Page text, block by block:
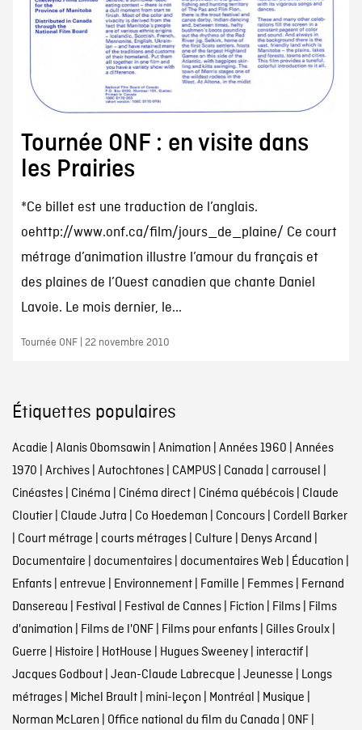
Tournée ONF : en visite dans
les Prairies
*Ce billet est une traduction de l’anglais.
oehttp://www.onf.ca/film/jours_de_plaine/ Ce court
métrage d’animation illustre l’amour du français et
des plaines de l’Ouest canadien que chante Daniel
Lavoie. Le mois dernier, le...
Tournée ONF | 22 novembre 2010
Étiquettes populaires
Acadie | Alanis Obomsawin | Animation | Années 1960 | Années
1970 | Archives| Autochtones| CAMPUS| Canada | carrousel |
Cinéastes| Cinéma | Cinéma direct| Cinéma québécois| Claude
Cloutier| Claude Jutra | Co Hoedeman | Concours| Cordell Barker
| Court métrage | courts métrages| Culture | Denys Arcand |
Documentaire | documentaires| documentaires Web | Éducation |
Enfants| entrevue | Environnement| Famille | Femmes| Fernand
Dansereau | Festival | Festival de Cannes| Fiction | Films| Films
d'animation | Films de l'ONF| Films pour enfants| Gilles Groulx|
Guerre | Histoire | HotHouse | Hugues Sweeney| interactif|
Jacques Godbout| Jean-Claude Labrecque | Jeunesse | Longs
métrages| Michel Brault| mini-leçon | Montréal | Musique |
Norman McLaren | Office national du film du Canada | ONF|